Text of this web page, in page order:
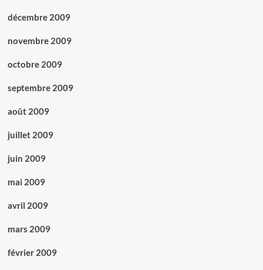
décembre 2009
novembre 2009
octobre 2009
septembre 2009
août 2009
juillet 2009
juin 2009
mai 2009
avril 2009
mars 2009
février 2009